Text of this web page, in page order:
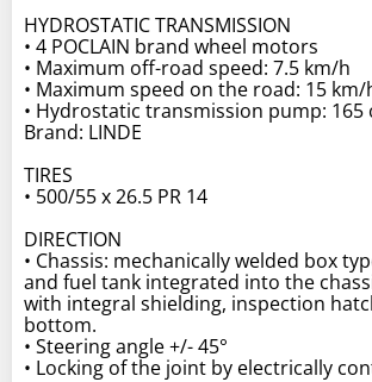
HYDROSTATIC TRANSMISSION
• 4 POCLAIN brand wheel motors
• Maximum off-road speed: 7.5 km/h
• Maximum speed on the road: 15 km/
• Hydrostatic transmission pump: 165
Brand: LINDE
TIRES
• 500/55 x 26.5 PR 14
DIRECTION
• Chassis: mechanically welded box
and fuel tank integrated into the
with integral shielding, inspection
bottom.
• Steering angle +/- 45°
• Locking of the joint by electrically